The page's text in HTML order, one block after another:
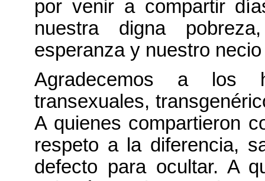
por venir a compartir
nuestra digna
esperanza y nuestro
Agradecemos a los
transexuales,
A quienes compartieron
respeto a la diferencia,
defecto para ocultar. A